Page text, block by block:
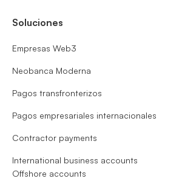
Soluciones
Empresas Web3
Neobanca Moderna
Pagos transfronterizos
Pagos empresariales internacionales
Contractor payments
International business accounts
Offshore accounts